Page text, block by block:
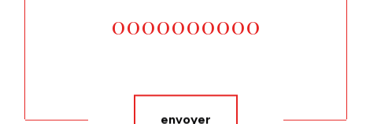
0000000000
envoyer